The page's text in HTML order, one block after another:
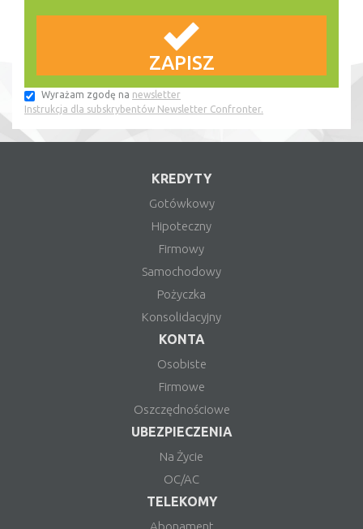
Wyrażam zgodę na newsletter
Instrukcja dla subskrybentów Newsletter Confronter.
KREDYTY
Gotówkowy
Hipoteczny
Firmowy
Samochodowy
Pożyczka
Konsolidacyjny
KONTA
Osobiste
Firmowe
Oszczędnościowe
UBEZPIECZENIA
Na Życie
OC/AC
TELEKOMY